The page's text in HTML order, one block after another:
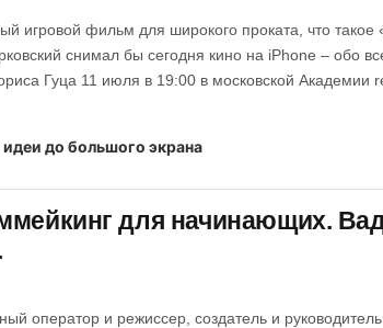
игровой фильм для широкого проката, что такое
снимал бы сегодня кино на iPhone – обо
Гуца 11 июля в 19:00 в московской Академии
для начинающих.
оператор и режиссер, создатель и